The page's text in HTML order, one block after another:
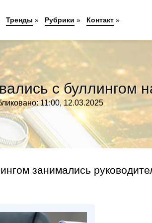
с буллингом
11:00, 12.03.2025
занимались
Тренды » Рубрики » Контакт»